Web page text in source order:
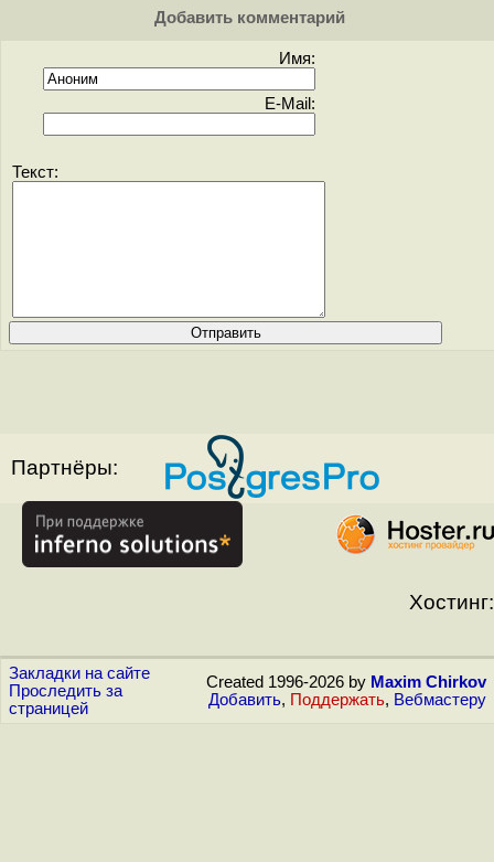
Добавить комментарий
Имя:
E-Mail:
Текст:
Партнёры:
Хостинг:
Закладки на сайте
Проследить за
страницей
Created 1996-2026 by Maxim Chirkov
Добавить, Поддержать, Вебмастеру